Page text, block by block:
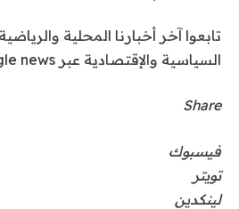
تابعوا آخر أخبارنا المحلية
السياسية والإقتصادية عبر Google news
Share
فيسبوك
تويتر
لينكدين